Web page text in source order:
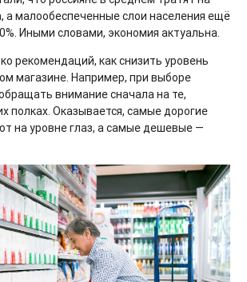
а малообеспеченные слои населения ещё
Иными словами, экономия актуальна.
рекомендаций, как снизить уровень
магазине. Например, при выборе
внимание сначала на те,
полках. Оказывается, самые дорогие
на уровне глаз, а самые дешевые —